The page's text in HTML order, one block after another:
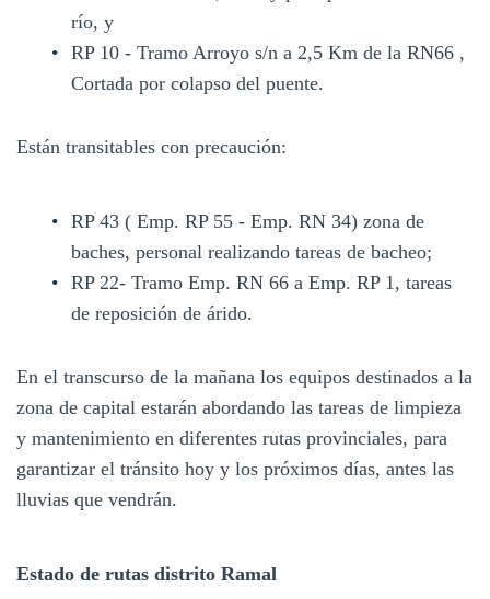
río, y
RP 10 - Tramo Arroyo s/n a 2,5 Km de la RN66 ,
Cortada por colapso del puente.
Están transitables con precaución:
RP 43 ( Emp. RP 55 - Emp. RN 34) zona de
baches, personal realizando tareas de bacheo;
RP 22- Tramo Emp. RN 66 a Emp. RP 1, tareas
de reposición de árido.
En el transcurso de la mañana los equipos destinados a la
zona de capital estarán abordando las tareas de limpieza
y mantenimiento en diferentes rutas provinciales, para
garantizar el tránsito hoy y los próximos días, antes las
lluvias que vendrán.
Estado de rutas distrito Ramal